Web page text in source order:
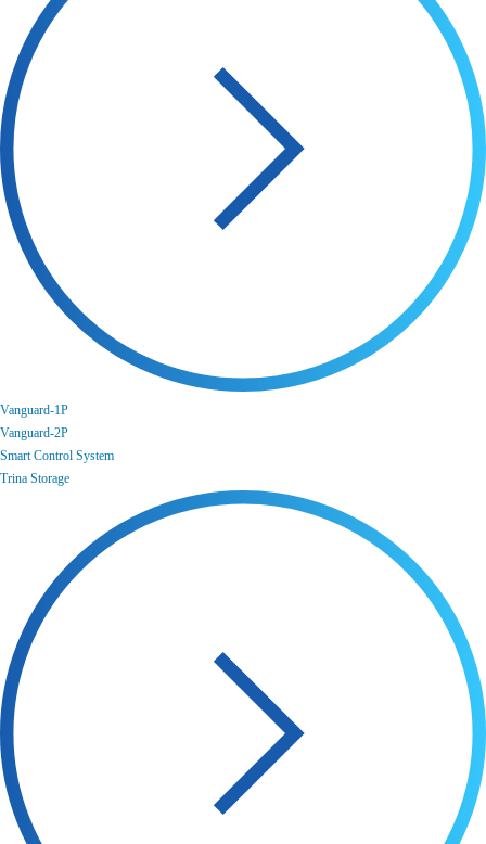
Vanguard-1P
Vanguard-2P
Smart Control System
Trina Storage